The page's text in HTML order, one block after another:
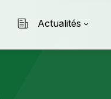
Actualités